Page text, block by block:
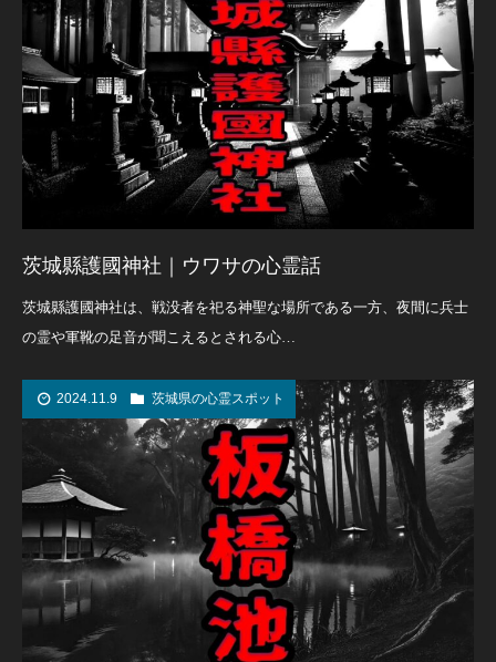
茨城縣護國神社｜ウワサの心霊話
茨城縣護國神社は、戦没者を祀る神聖な場所である一方、夜間に兵士
の霊や軍靴の足音が聞こえるとされる心…
2024.11.9 茨城県の心霊スポット